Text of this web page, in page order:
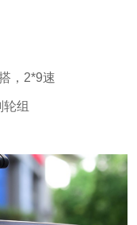
，2*9速
组